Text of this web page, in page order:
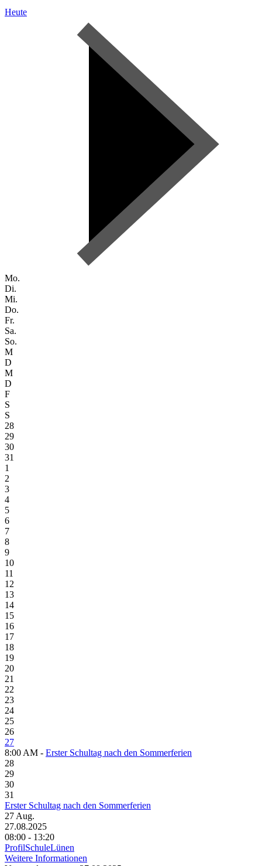
Heute
Mo.
Di.
Mi.
Do.
Fr.
Sa.
So.
M
D
M
D
F
S
S
28
29
30
31
1
2
3
4
5
6
7
8
9
10
11
12
13
14
15
16
17
18
19
20
21
22
23
24
25
26
27
8:00 AM - Erster Schultag nach den Sommerferien
28
29
30
31
Erster Schultag nach den Sommerferien
27 Aug.
27.08.2025
08:00 - 13:20
ProfilSchuleLünen
Weitere Informationen